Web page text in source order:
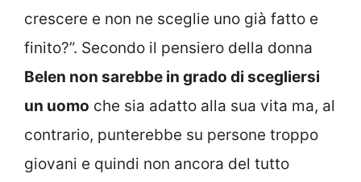
crescere e non ne sceglie uno già fatto e
finito?”. Secondo il pensiero della donna
Belen non sarebbe in grado di scegliersi
un uomo che sia adatto alla sua vita ma, al
contrario, punterebbe su persone troppo
giovani e quindi non ancora del tutto